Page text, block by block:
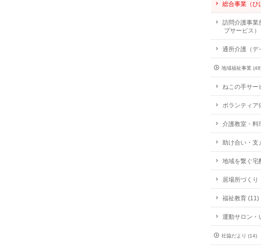
総合事業（ひ
訪問介護事業
プサービス
通所介護（デ
地域福祉事業
ねこの手サー
ボランティア
介護教室・料
助け合い・支
地域を繋ぐ宅
居場所づくり
福祉教育 (11)
運動サロン・
社協だより (14)